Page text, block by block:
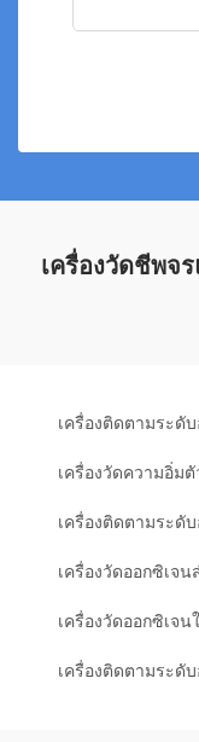
เครื่องวัดชีพจ
เครื่องติดตามระดั
เครื่องวัดความอิ่ม
เครื่องติดตามระดั
เครื่องวัดออกซิเจ
เครื่องวัดออกซิเจน
เครื่องติดตามระดั